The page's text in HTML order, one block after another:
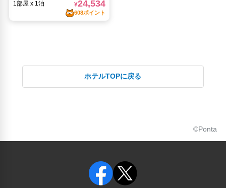
ホテルTOPに戻る
©Ponta